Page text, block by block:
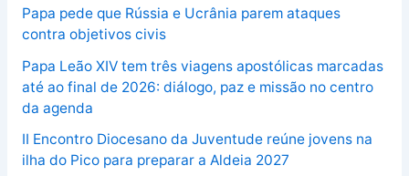
Papa pede que Rússia e Ucrânia parem ataques
contra objetivos civis
Papa Leão XIV tem três viagens apostólicas marcadas
até ao final de 2026: diálogo, paz e missão no centro
da agenda
II Encontro Diocesano da Juventude reúne jovens na
ilha do Pico para preparar a Aldeia 2027